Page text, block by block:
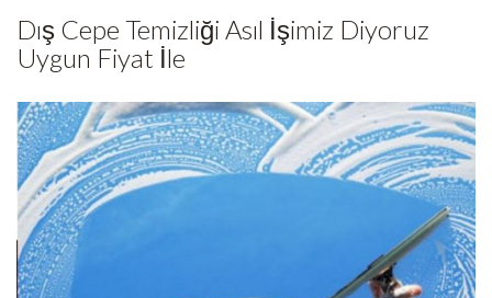
Dış Cepe Temizliği Asıl İşimiz Diyoruz
Uygun Fiyat İle